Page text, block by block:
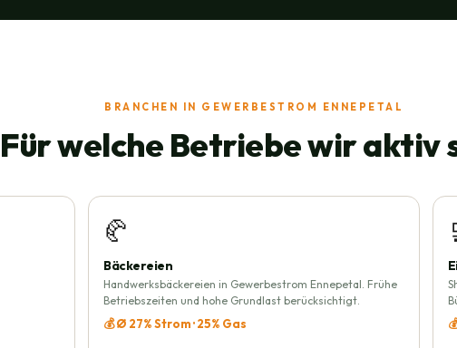
BRANCHEN IN GEWERBESTROM ENNEPETAL
Für welche Betriebe wir aktiv
🥐
Bäckereien
Handwerksbäckereien in Gewerbestrom Ennepetal. Frühe
Betriebszeiten und hohe Grundlast berücksichtigt.
💰 Ø 27% Strom · 25% Gas